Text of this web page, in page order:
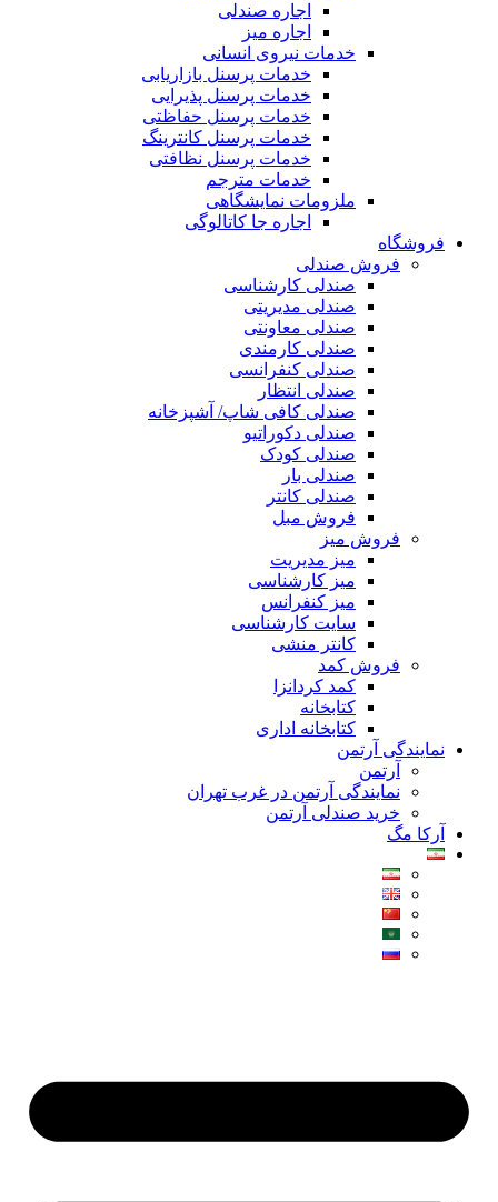
اجاره صندلی
اجاره میز
خدمات نیروی انسانی
خدمات پرسنل بازاریابی
خدمات پرسنل پذیرایی
خدمات پرسنل حفاظتی
خدمات پرسنل کانترینگ
خدمات پرسنل نظافتی
خدمات مترجم
ملزومات نمایشگاهی
اجاره جا کاتالوگی
فروشگاه
فروش صندلی
صندلی کارشناسی
صندلی مدیریتی
صندلی معاونتی
صندلی کارمندی
صندلی کنفرانسی
صندلی انتظار
صندلی کافی شاپ/ آشپزخانه
صندلی دکوراتیو
صندلی کودک
صندلی بار
صندلی کانتر
فروش مبل
فروش میز
میز مدیریت
میز کارشناسی
میز کنفرانس
سایت کارشناسی
کانتر منشی
فروش کمد
کمد کردانزا
کتابخانه
کتابخانه اداری
نمایندگی آرتمن
آرتمن
نمایندگی آرتمن در غرب تهران
خرید صندلی آرتمن
آرکا مگ